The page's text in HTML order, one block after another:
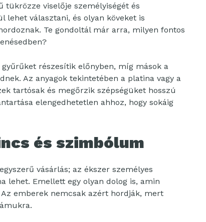
tükrözze viselője személyiségét és
lehet választani, és olyan köveket is
Te gondoltál már arra, milyen fontos
részesítik előnyben, míg mások a
Az anyagok tekintetében a platina vagy a
tartósak és megőrzik szépségüket hosszú
elengedhetetlen ahhoz, hogy sokáig
és szimbólum
vásárlás; az ékszer személyes
lehet. Emellett egy olyan dolog is, amin
emberek nemcsak azért hordják, mert